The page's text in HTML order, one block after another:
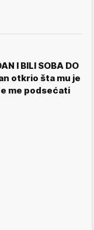
I BILI SOBA DO
otkrio šta mu je
me podsećati